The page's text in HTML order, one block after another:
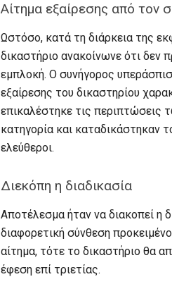
Αίτημα εξαίρεσης από τον
Ωστόσο, κατά τη διάρκεια της
δικαστήριο ανακοίνωνε ότι δεν
εμπλοκή. Ο συνήγορος
εξαίρεσης του δικαστηρίου
επικαλέστηκε τις περιπτώσεις
κατηγορία και καταδικάστηκαν
ελεύθεροι.
Διεκόπη η διαδικασία
Αποτέλεσμα ήταν να διακοπεί η
διαφορετική σύνθεση
αίτημα, τότε το δικαστήριο θα
έφεση επί τριετίας.